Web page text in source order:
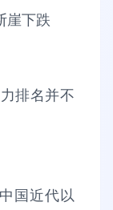
排名并不
国近代以